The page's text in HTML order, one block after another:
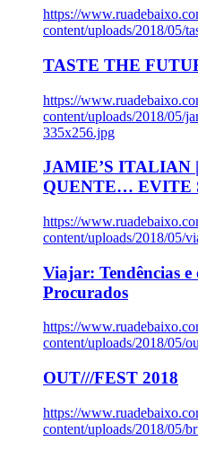
https://
content/uploads/2018/05/
TASTE THE
https://
content/uploads/2018/05/
335x256.jpg
JAMIE’S ITALIAN
QUENTE… EVITE
https://
content/uploads/2018/05/
Viajar: Tendências e
Procurados
https://
content/uploads/2018/05/
OUT///FEST 2018
https://
content/uploads/2018/05/